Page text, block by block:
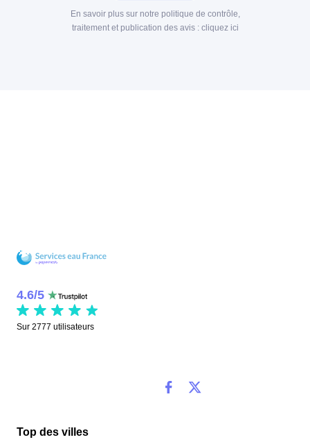
En savoir plus sur notre politique de contrôle,
traitement et publication des avis : cliquez ici
4.6/5
Sur 2777 utilisateurs
Top des villes